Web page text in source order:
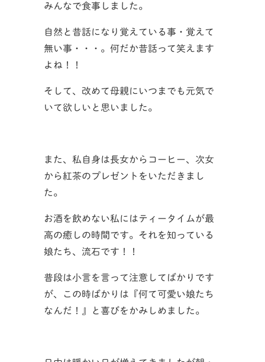
みんなで食事しました。
自然と昔話になり覚えている事・覚えて
無い事・・・。何だか昔話って笑えます
よね！！
そして、改めて母親にいつまでも元気で
いて欲しいと思いました。
また、私自身は長女からコーヒー、次女
から紅茶のプレゼントをいただきまし
た。
お酒を飲めない私にはティータイムが最
高の癒しの時間です。それを知っている
娘たち、流石です！！
普段は小言を言って注意してばかりです
が、この時ばかりは『何て可愛い娘たち
なんだ！』と喜びをかみしめました。